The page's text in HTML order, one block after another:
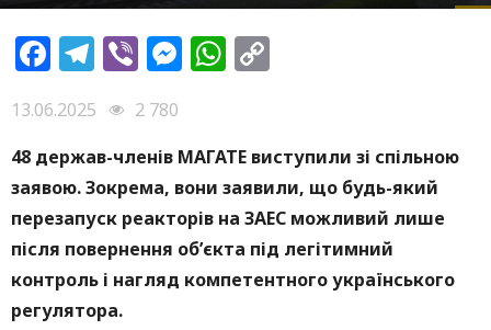
Facebook
Telegram
ViberMessenger
WhatsApp
13.06.2025
2 780
48 держав-членів МАГАТЕ виступили зі спільною
заявою. Зокрема, вони заявили, що будь-який
перезапуск реакторів на ЗАЕС можливий лише
після повернення об’єкта під легітимний
контроль і нагляд компетентного українського
регулятора.